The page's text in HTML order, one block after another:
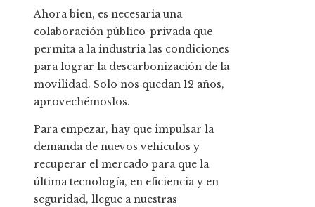
Ahora bien, es necesaria una
colaboración público-privada que
permita a la industria las condiciones
para lograr la descarbonización de la
movilidad. Solo nos quedan 12 años,
aprovechémoslos.
Para empezar, hay que impulsar la
demanda de nuevos vehículos y
recuperar el mercado para que la
última tecnología, en eficiencia y en
seguridad, llegue a nuestras